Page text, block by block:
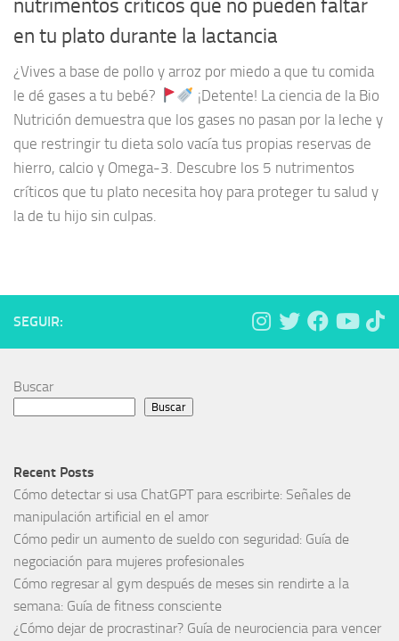
nutrimentos críticos que no pueden faltar
en tu plato durante la lactancia
¿Vives a base de pollo y arroz por miedo a que tu comida
le dé gases a tu bebé?
¡Detente! La ciencia de la Bio
Nutrición demuestra que los gases no pasan por la leche y
que restringir tu dieta solo vacía tus propias reservas de
hierro, calcio y Omega-3. Descubre los 5 nutrimentos
críticos que tu plato necesita hoy para proteger tu salud y
la de tu hijo sin culpas.
SEGUIR:
Buscar
Buscar
Recent Posts
Cómo detectar si usa ChatGPT para escribirte: Señales de
manipulación artificial en el amor
Cómo pedir un aumento de sueldo con seguridad: Guía de
negociación para mujeres profesionales
Cómo regresar al gym después de meses sin rendirte a la
semana: Guía de fitness consciente
¿Cómo dejar de procrastinar? Guía de neurociencia para vencer